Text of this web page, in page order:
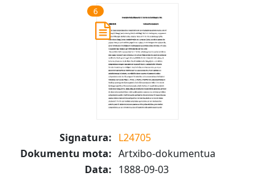
6
Signatura: L24705
Dokumentu mota: Artxibo-dokumentua
Data: 1888-09-03